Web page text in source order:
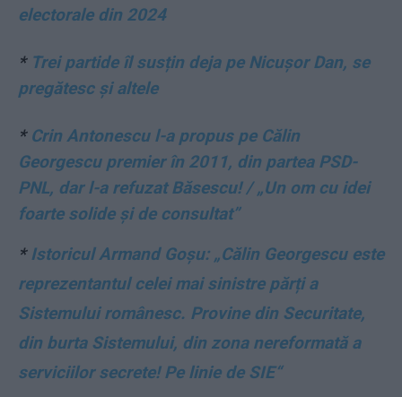
electorale din 2024
* Trei partide îl susțin deja pe Nicușor Dan, se
pregătesc și altele
* Crin Antonescu l-a propus pe Călin
Georgescu premier în 2011, din partea PSD-
PNL, dar l-a refuzat Băsescu! / „Un om cu idei
foarte solide și de consultat”
* Istoricul Armand Goșu: „Călin Georgescu este
reprezentantul celei mai sinistre părți a
Sistemului românesc. Provine din Securitate,
din burta Sistemului, din zona nereformată a
serviciilor secrete! Pe linie de SIE“